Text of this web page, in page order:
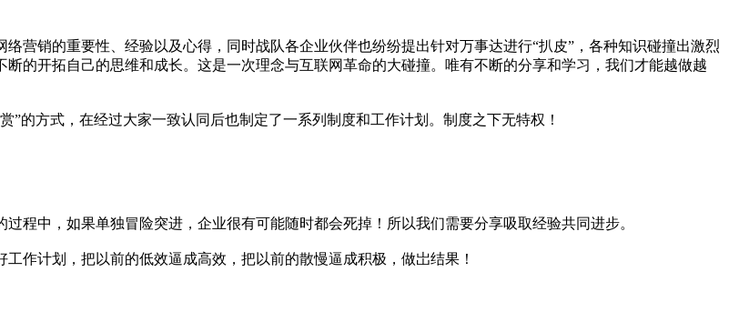
营销的重要性、经验以及心得，同时战队各企业伙伴也纷纷提出针对万事达进行“扒皮”，各种知识碰撞出激烈
的开拓自己的思维和成长。这是一次理念与互联网革命的大碰撞。唯有不断的分享和学习，我们才能越做越
的方式，在经过大家一致认同后也制定了一系列制度和工作计划。制度之下无特权！
程中，如果单独冒险突进，企业很有可能随时都会死掉！所以我们需要分享吸取经验共同进步。
作计划，把以前的低效逼成高效，把以前的散慢逼成积极，做岀结果！